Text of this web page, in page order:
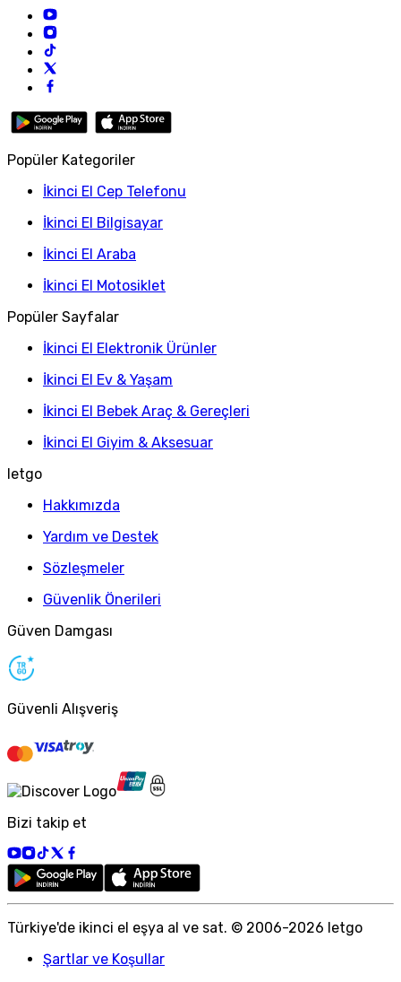
Popüler Kategoriler
İkinci El Cep Telefonu
İkinci El Bilgisayar
İkinci El Araba
İkinci El Motosiklet
Popüler Sayfalar
İkinci El Elektronik Ürünler
İkinci El Ev & Yaşam
İkinci El Bebek Araç & Gereçleri
İkinci El Giyim & Aksesuar
letgo
Hakkımızda
Yardım ve Destek
Sözleşmeler
Güvenlik Önerileri
Güven Damgası
Güvenli Alışveriş
Bizi takip et
Türkiye'de ikinci el eşya al ve sat. © 2006-2026 letgo
Şartlar ve Koşullar